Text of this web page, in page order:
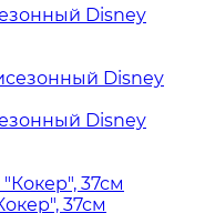
Disney
Disney
37см